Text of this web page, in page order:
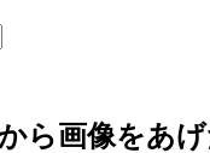
ら画像をあ